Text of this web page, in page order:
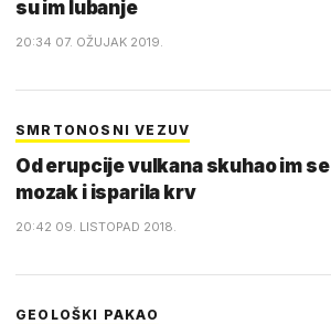
su im lubanje
20:34 07. OŽUJAK 2019.
SMRTONOSNI VEZUV
Od erupcije vulkana skuhao im se
mozak i isparila krv
20:42 09. LISTOPAD 2018.
GEOLOŠKI PAKAO